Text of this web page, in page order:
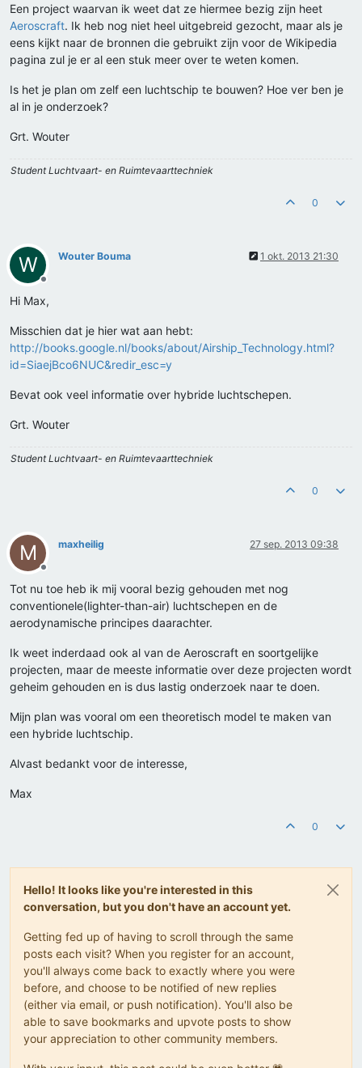
Een project waarvan ik weet dat ze hiermee bezig zijn heet
Aeroscraft. Ik heb nog niet heel uitgebreid gezocht, maar als je
eens kijkt naar de bronnen die gebruikt zijn voor de Wikipedia
pagina zul je er al een stuk meer over te weten komen.
Is het je plan om zelf een luchtschip te bouwen? Hoe ver ben je
al in je onderzoek?
Grt. Wouter
Student Luchtvaart- en Ruimtevaarttechniek
0
W
Offline
Wouter Bouma 1 okt. 2013 21:30
Hi Max,
Misschien dat je hier wat aan hebt:
http://books.google.nl/books/about/Airship_Technology.html?
id=SiaejBco6NUC&redir_esc=y
Bevat ook veel informatie over hybride luchtschepen.
Grt. Wouter
Student Luchtvaart- en Ruimtevaarttechniek
0
M
Offline
maxheilig 27 sep. 2013 09:38
Tot nu toe heb ik mij vooral bezig gehouden met nog
conventionele(lighter-than-air) luchtschepen en de
aerodynamische principes daarachter.
Ik weet inderdaad ook al van de Aeroscraft en soortgelijke
projecten, maar de meeste informatie over deze projecten wordt
geheim gehouden en is dus lastig onderzoek naar te doen.
Mijn plan was vooral om een theoretisch model te maken van
een hybride luchtschip.
Alvast bedankt voor de interesse,
Max
0
Hello! It looks like you're interested in this
conversation, but you don't have an account yet.
Getting fed up of having to scroll through the same
posts each visit? When you register for an account,
you'll always come back to exactly where you were
before, and choose to be notified of new replies
(either via email, or push notification). You'll also be
able to save bookmarks and upvote posts to show
your appreciation to other community members.